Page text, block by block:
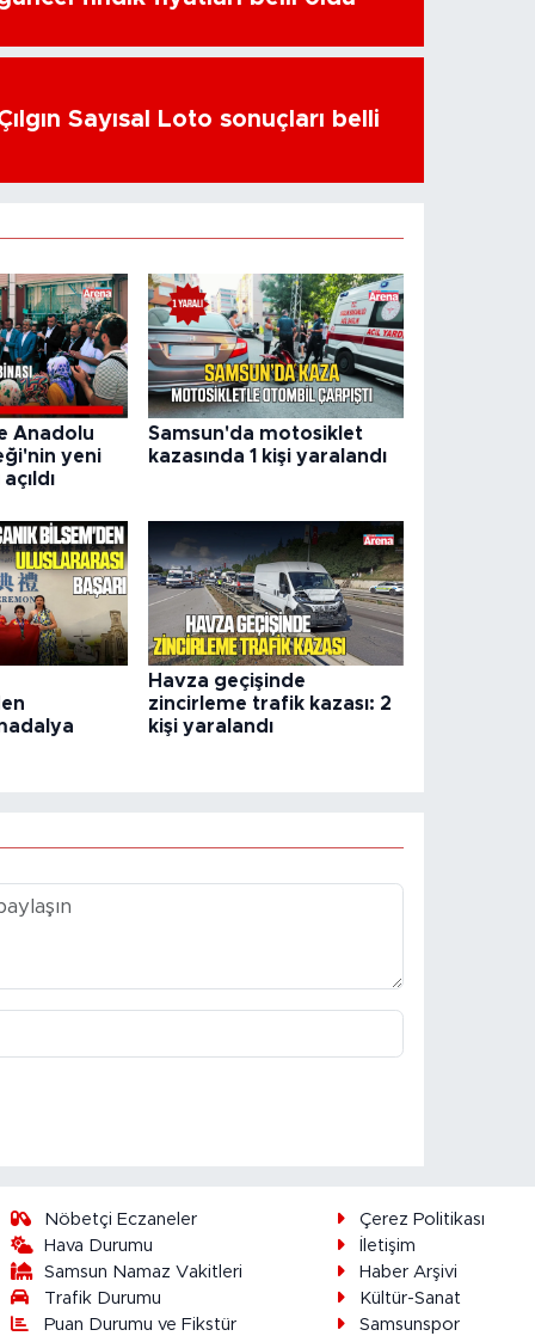
Sayısal Loto sonuçları belli
Anadolu
yeni
Samsun'da motosiklet
kazasında 1 kişi yaralandı
Havza geçişinde
zincirleme trafik kazası: 2
kişi yaralandı
Nöbetçi Eczaneler
Hava Durumu
Samsun Namaz Vakitleri
Trafik Durumu
Puan Durumu ve Fikstür
Çerez Politikası
İletişim
Haber Arşivi
Kültür-Sanat
Samsunspor